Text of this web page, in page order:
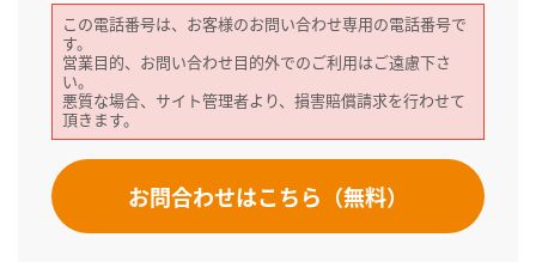
この電話番号は、お客様のお問い合わせ専用の電話番号で
す。
営業目的、お問い合わせ目的外でのご利用はご遠慮下さ
い。
悪質な場合、サイト管理者より、損害賠償請求を行わせて
頂きます。
お問合わせはこちら（無料）